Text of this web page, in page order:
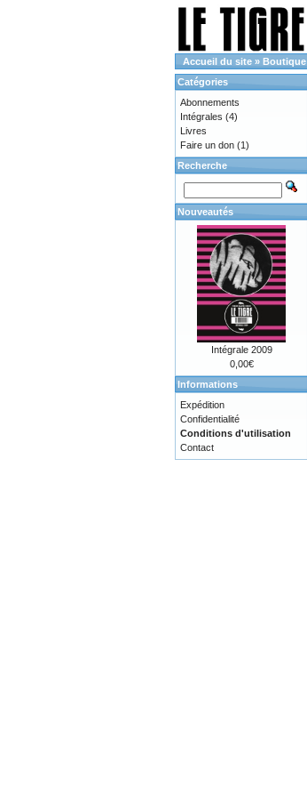
Accueil du site » Boutique
Catégories
Abonnements
Intégrales (4)
Livres
Faire un don (1)
Recherche
Nouveautés
Intégrale 2009
0,00€
Informations
Expédition
Confidentialité
Conditions d'utilisation
Contact